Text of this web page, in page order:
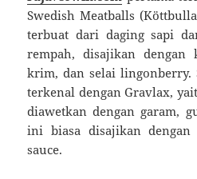
Swedish Meatballs
terbuat dari daging sapi
rempah, disajikan dengan
krim, dan selai lingonberry.
terkenal dengan Gravlax,
diawetkan dengan garam,
ini biasa disajikan
sauce.